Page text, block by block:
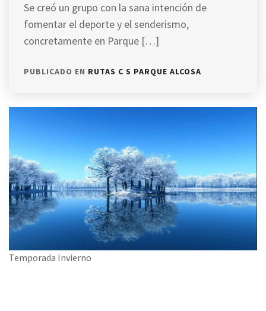
Se creó un grupo con la sana intención de
fomentar el deporte y el senderismo,
concretamente en Parque […]
PUBLICADO EN RUTAS C S PARQUE ALCOSA
Temporada Invierno